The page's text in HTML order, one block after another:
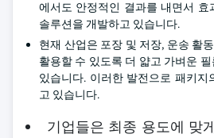
에서도 안정적인 결과를 내면서 효
솔루션을 개발하고 있습니다.
현재 산업은 포장 및 저장, 운송 활
활용할 수 있도록 더 얇고 가벼운
있습니다. 이러한 발전으로 패키지
고 있습니다.
기업들은 최종 용도에 맞